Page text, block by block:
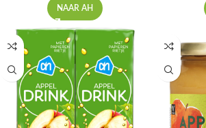
NAAR AH